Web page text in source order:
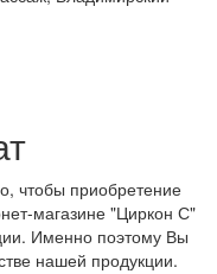
чтобы приобретение
магазине "Циркон С"
Именно поэтому Вы
нашей продукции.